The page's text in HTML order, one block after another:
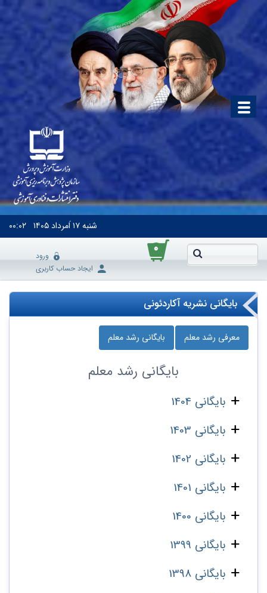
شنبه۱۷ اَمرداد ۱۴۰۵ ۰۰:۰۲
۰
ورود
ایجاد حساب کاربری
بایگانی نشریه آکاردئونی
معرفی رشد معلم بایگانی رشد معلم
بایگانی رشد معلم
بایگانی 1404
بایگانی 1403
بایگانی 1402
بایگانی 1401
بایگانی 1400
بایگانی 1399
بایگانی 1398